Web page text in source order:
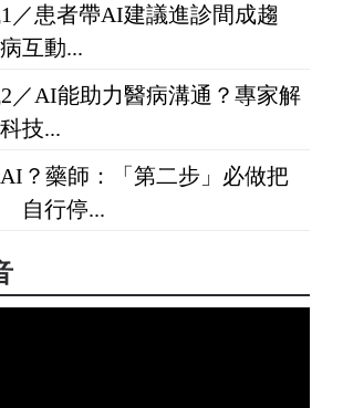
／患者帶AI建議進診間成趨
互動...
／AI能助力醫病溝通？專家解
技...
？藥師：「第二步」必做把
自行停...